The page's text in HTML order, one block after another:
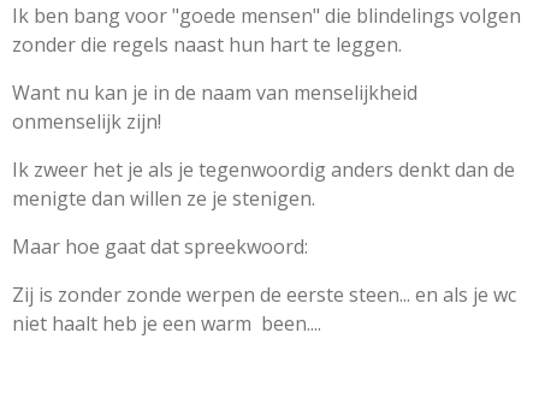
Ik ben bang voor "goede mensen" die blindelings volgen
zonder die regels naast hun hart te leggen.
Want nu kan je in de naam van menselijkheid
onmenselijk zijn!
Ik zweer het je als je tegenwoordig anders denkt dan de
menigte dan willen ze je stenigen.
Maar hoe gaat dat spreekwoord:
Zij is zonder zonde werpen de eerste steen... en als je wc
niet haalt heb je een warm been....